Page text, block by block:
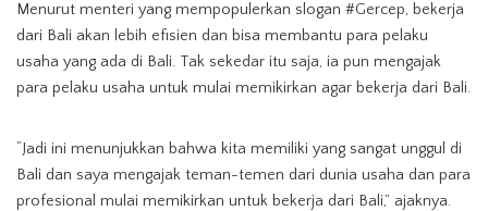
Menurut menteri yang mempopulerkan slogan #Gercep, bekerja
dari Bali akan lebih efisien dan bisa membantu para pelaku
usaha yang ada di Bali. Tak sekedar itu saja, ia pun mengajak
para pelaku usaha untuk mulai memikirkan agar bekerja dari Bali.
“Jadi ini menunjukkan bahwa kita memiliki yang sangat unggul di
Bali dan saya mengajak teman-temen dari dunia usaha dan para
profesional mulai memikirkan untuk bekerja dari Bali,” ajaknya.